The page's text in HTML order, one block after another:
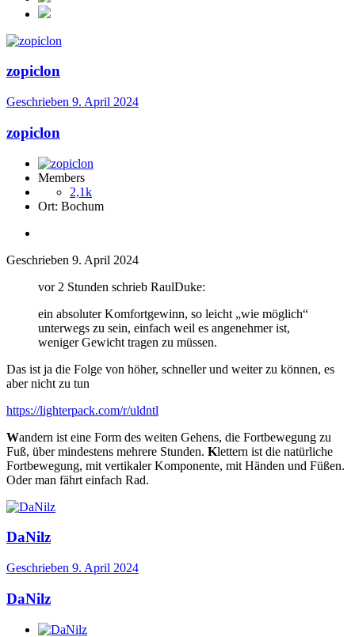
zopiclon
Geschrieben 9. April 2024
zopiclon
Members
2,1k
Ort: Bochum
Geschrieben 9. April 2024
vor 2 Stunden schrieb RaulDuke:
ein absoluter Komfortgewinn, so leicht „wie möglich“
unterwegs zu sein, einfach weil es angenehmer ist,
weniger Gewicht tragen zu müssen.
Das ist ja die Folge von höher, schneller und weiter zu können, es
aber nicht zu tun
https://lighterpack.com/r/uldntl
Wandern ist eine Form des weiten Gehens, die Fortbewegung zu
Fuß, über mindestens mehrere Stunden. Klettern ist die natürliche
Fortbewegung, mit vertikaler Komponente, mit Händen und Füßen.
Oder man fährt einfach Rad.
DaNilz
Geschrieben 9. April 2024
DaNilz